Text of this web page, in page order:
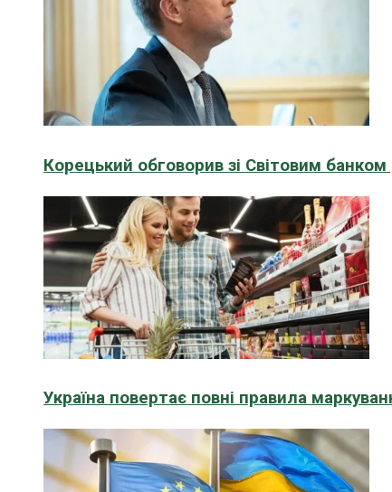
Корецький обговорив зі Світовим
Україна повертає повні правила